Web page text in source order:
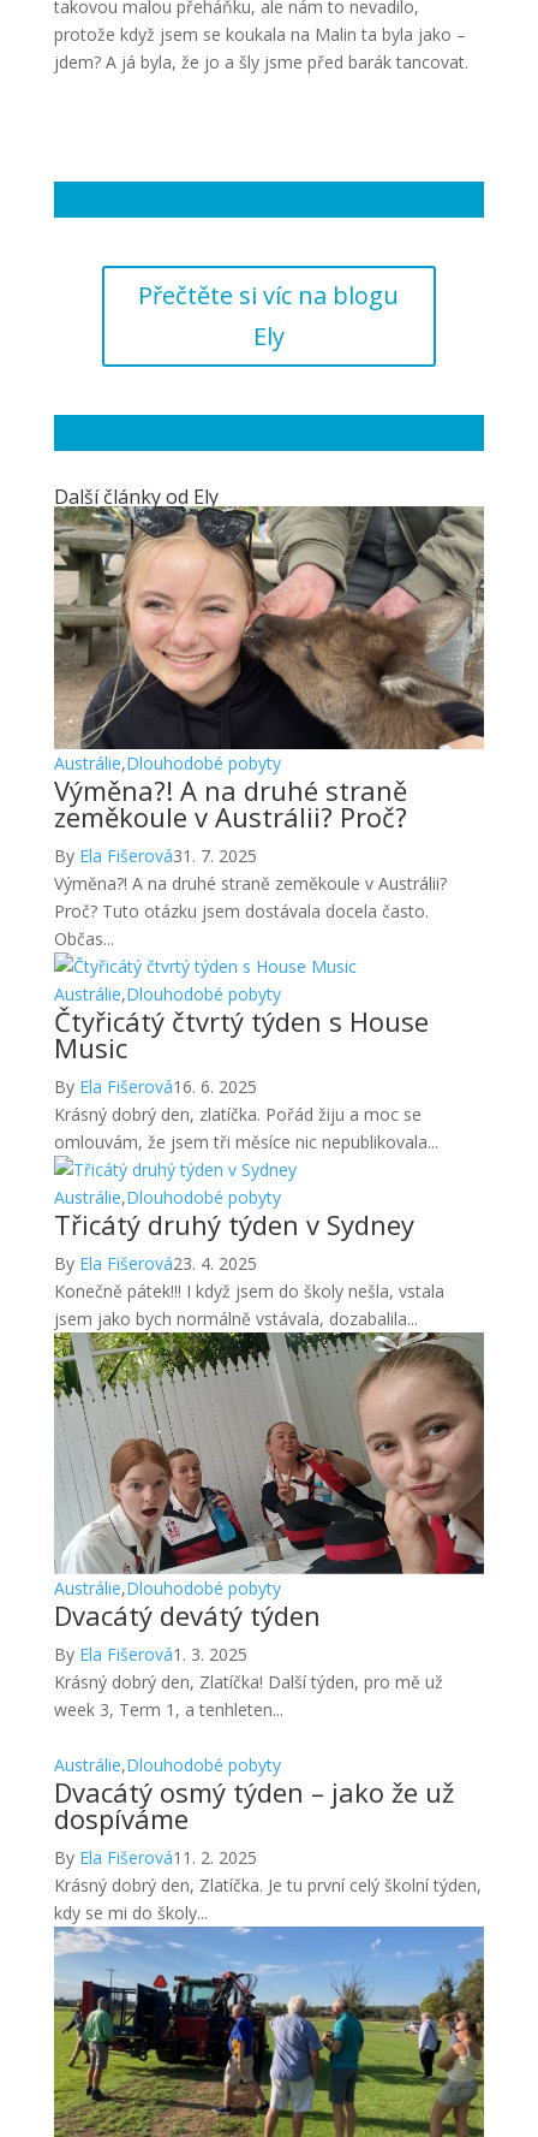
takovou malou přeháňku, ale nám to nevadilo,
protože když jsem se koukala na Malin ta byla jako –
jdem? A já byla, že jo a šly jsme před barák tancovat.
Přečtěte si víc na blogu
Ely
Další články od Ely
Austrálie,Dlouhodobé pobyty
Výměna?! A na druhé straně
zeměkoule v Austrálii? Proč?
By Ela Fišerová31. 7. 2025
Výměna?! A na druhé straně zeměkoule v Austrálii?
Proč? Tuto otázku jsem dostávala docela často.
Občas...
Austrálie,Dlouhodobé pobyty
Čtyřicátý čtvrtý týden s House
Music
By Ela Fišerová16. 6. 2025
Krásný dobrý den, zlatíčka. Pořád žiju a moc se
omlouvám, že jsem tři měsíce nic nepublikovala...
Austrálie,Dlouhodobé pobyty
Třicátý druhý týden v Sydney
By Ela Fišerová23. 4. 2025
Konečně pátek!!! I když jsem do školy nešla, vstala
jsem jako bych normálně vstávala, dozabalila...
Austrálie,Dlouhodobé pobyty
Dvacátý devátý týden
By Ela Fišerová1. 3. 2025
Krásný dobrý den, Zlatíčka! Další týden, pro mě už
week 3, Term 1, a tenhleten...
Austrálie,Dlouhodobé pobyty
Dvacátý osmý týden – jako že už
dospíváme
By Ela Fišerová11. 2. 2025
Krásný dobrý den, Zlatíčka. Je tu první celý školní týden,
kdy se mi do školy...